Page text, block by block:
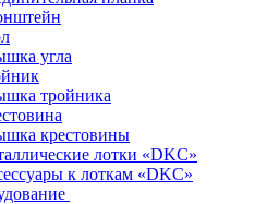
угла
тройника
крестовины
лотки «DKC»
к лоткам «DKC»